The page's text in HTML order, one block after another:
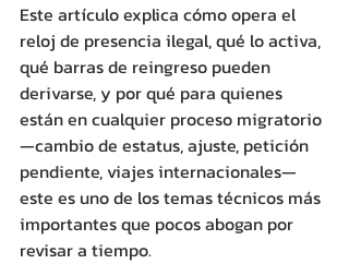
Este artículo explica cómo opera el
reloj de presencia ilegal, qué lo activa,
qué barras de reingreso pueden
derivarse, y por qué para quienes
están en cualquier proceso migratorio
—cambio de estatus, ajuste, petición
pendiente, viajes internacionales—
este es uno de los temas técnicos más
importantes que pocos abogan por
revisar a tiempo.